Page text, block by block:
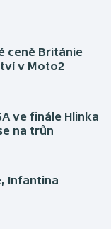
ceně Británie
v Moto2
ve finále Hlinka
na trůn
Infantina